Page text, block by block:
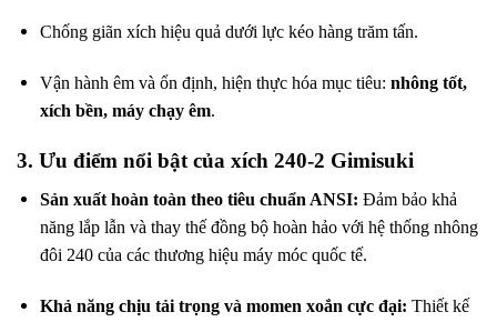
Chống giãn xích hiệu quả dưới lực kéo hàng trăm tấn.
Vận hành êm và ổn định, hiện thực hóa mục tiêu: nhông tốt,
xích bền, máy chạy êm.
3. Ưu điểm nổi bật của xích 240-2 Gimisuki
Sản xuất hoàn toàn theo tiêu chuẩn ANSI: Đảm bảo khả
năng lắp lẫn và thay thế đồng bộ hoàn hảo với hệ thống nhông
đôi 240 của các thương hiệu máy móc quốc tế.
Khả năng chịu tải trọng và momen xoắn cực đại: Thiết kế